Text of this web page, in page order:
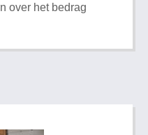
over het bedrag